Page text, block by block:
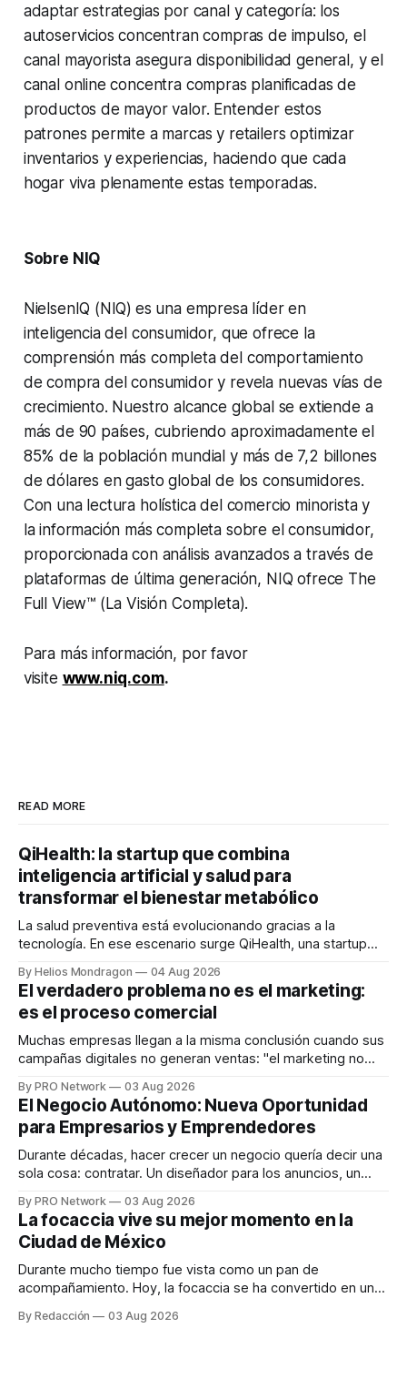
adaptar estrategias por canal y categoría: los
autoservicios concentran compras de impulso, el
canal mayorista asegura disponibilidad general, y el
canal online concentra compras planificadas de
productos de mayor valor. Entender estos
patrones permite a marcas y retailers optimizar
inventarios y experiencias, haciendo que cada
hogar viva plenamente estas temporadas.
Sobre NIQ
NielsenIQ (NIQ) es una empresa líder en
inteligencia del consumidor, que ofrece la
comprensión más completa del comportamiento
de compra del consumidor y revela nuevas vías de
crecimiento. Nuestro alcance global se extiende a
más de 90 países, cubriendo aproximadamente el
85% de la población mundial y más de 7,2 billones
de dólares en gasto global de los consumidores.
Con una lectura holística del comercio minorista y
la información más completa sobre el consumidor,
proporcionada con análisis avanzados a través de
plataformas de última generación, NIQ ofrece The
Full View™ (La Visión Completa).
Para más información, por favor
visite www.niq.com.
READ MORE
QiHealth: la startup que combina
inteligencia artificial y salud para
transformar el bienestar metabólico
La salud preventiva está evolucionando gracias a la
tecnología. En ese escenario surge QiHealth, una startup
dispositivos inteligentes, inteligencia artificial y monitoreo
en tiempo real para ayudar a las personas a tomar mejores
decisiones sobre su salud metabólica. Su propuesta busca
responder
By Helios Mondragon 04 Aug 2026
El verdadero problema no es el marketing:
es el proceso comercial
Muchas empresas llegan a la misma conclusión cuando sus
campañas digitales no generan ventas: "el marketing no
INTERIUS, el problema suele estar en otro lugar. Durante
una entrevista para el podcast SER PRO, el especialista en
marketing digital explicó que
By PRO Network 03 Aug 2026
El Negocio Autónomo: Nueva Oportunidad
para Empresarios y Emprendedores
Durante décadas, hacer crecer un negocio quería decir una
sola cosa: contratar. Un diseñador para los anuncios, un
para los textos, alguien que supiera de publicidad digital
para encontrar prospectos, un vendedor para atender
llamadas y mensajes, y —con suerte— una persona
By PRO Network 03 Aug 2026
La focaccia vive su mejor momento en la
Ciudad de México
Durante mucho tiempo fue vista como un pan de
acompañamiento. Hoy, la focaccia se ha convertido en uno
artesanal, ingredientes de calidad y experiencias que
By Redacción 03 Aug 2026